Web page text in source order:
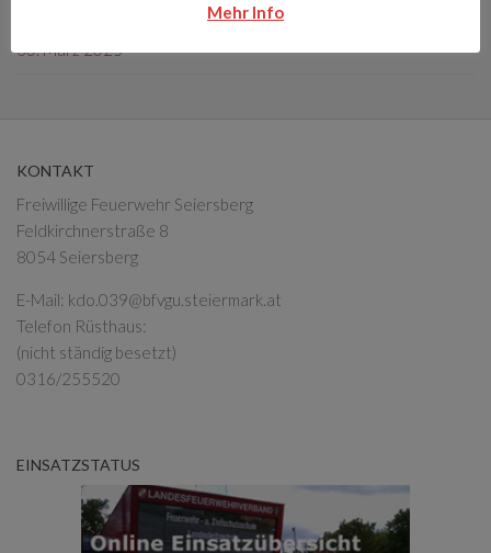
30. März 2025
KONTAKT
Freiwillige Feuerwehr Seiersberg
Feldkirchnerstraße 8
8054 Seiersberg
E-Mail: kdo.039@bfvgu.steiermark.at
Telefon Rüsthaus:
(nicht ständig besetzt)
0316/255520
EINSATZSTATUS
Mehr Info